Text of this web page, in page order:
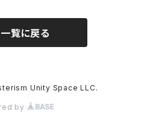
覧に戻る
Unity Space LLC.
by